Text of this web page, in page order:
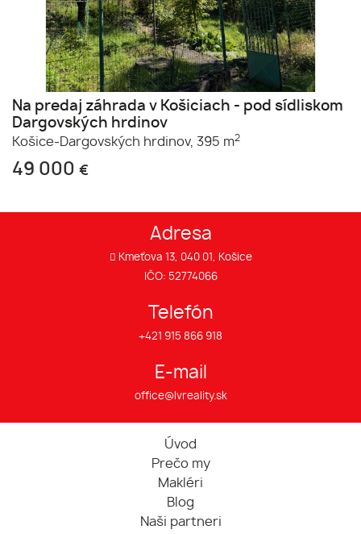
Na predaj záhrada v Košiciach - pod sídliskom
Dargovských hrdinov
Košice-Dargovských hrdinov, 395 m2
49 000 €
Adresa
Kmeťova 13, 040 01, Košice
IČO: 52774066
Telefón
+421 915 866 918
E-mail
office@lvreality.sk
Úvod
Prečo my
Makléri
Blog
Naši partneri